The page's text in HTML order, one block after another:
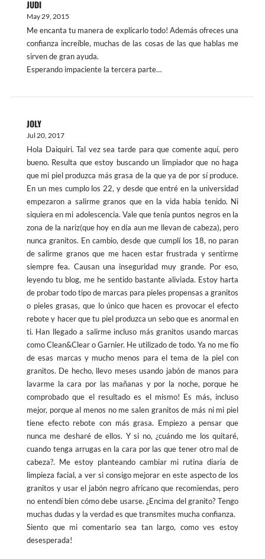
JUDI
May 29, 2015
Me encanta tu manera de explicarlo todo! Además ofreces una
confianza increíble, muchas de las cosas de las que hablas me
sirven de gran ayuda.
Esperando impaciente la tercera parte…
JOLY
Jul 20, 2017
Hola Daiquiri. Tal vez sea tarde para que comente aquí, pero
bueno. Resulta que estoy buscando un limpiador que no haga
que mi piel produzca más grasa de la que ya de por sí produce.
En un mes cumplo los 22, y desde que entré en la universidad
empezaron a salirme granos que en la vida había tenido. Ni
siquiera en mi adolescencia. Vale que tenía puntos negros en la
zona de la nariz(que hoy en día aun me llevan de cabeza), pero
nunca granitos. En cambio, desde que cumplí los 18, no paran
de salirme granos que me hacen estar frustrada y sentirme
siempre fea. Causan una inseguridad muy grande. Por eso,
leyendo tu blog, me he sentido bastante aliviada. Estoy harta
de probar todo tipo de marcas para pieles propensas a granitos
o pieles grasas, que lo único que hacen es provocar el efecto
rebote y hacer que tu piel produzca un sebo que es anormal en
ti. Han llegado a salirme incluso más granitos usando marcas
como Clean&Clear o Garnier. He utilizado de todo. Ya no me fío
de esas marcas y mucho menos para el tema de la piel con
granitos. De hecho, llevo meses usando jabón de manos para
lavarme la cara por las mañanas y por la noche, porque he
comprobado que el resultado es el mismo! Es más, incluso
mejor, porque al menos no me salen granitos de más ni mi piel
tiene efecto rebote con más grasa. Empiezo a pensar que
nunca me desharé de ellos. Y si no, ¿cuándo me los quitaré,
cuando tenga arrugas en la cara por las que tener otro mal de
cabeza?. Me estoy planteando cambiar mi rutina diaria de
limpieza facial, a ver si consigo mejorar en este aspecto de los
granitos y usar el jabón negro africano que recomiendas, pero
no entendí bien cómo debe usarse. ¿Encima del granito? Tengo
muchas dudas y la verdad es que transmites mucha confianza.
Siento que mi comentario sea tan largo, como ves estoy
desesperada!